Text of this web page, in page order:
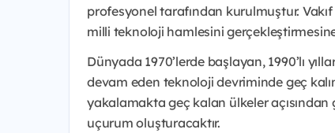
profesyonel tarafından kurulmuştur.
milli teknoloji hamlesini
Dünyada 1970’lerde başlayan, 1990’lı
devam eden teknoloji devriminde geç
yakalamakta geç kalan ülkeler
uçurum oluşturacaktır.